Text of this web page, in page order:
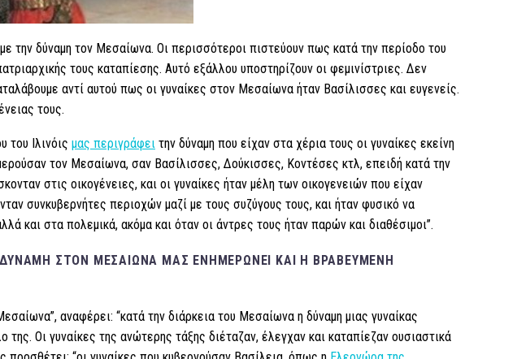
την δύναμη τον Μεσαίωνα. Οι περισσότεροι πιστεύουν πως κατά την περίοδο του
τους καταπίεσης. Αυτό εξάλλου υποστηρίζουν οι φεμινίστριες. Δεν
αντί αυτού πως οι γυναίκες στον Μεσαίωνα ήταν Βασίλισσες και ευγενείς.
τους.
του Ιλινόις μας περιγράφει την δύναμη που είχαν στα χέρια τους οι γυναίκες εκείνη
τον Μεσαίωνα, σαν Βασίλισσες, Δούκισσες, Κοντέσες κτλ, επειδή κατά την
στις οικογένειες, και οι γυναίκες ήταν μέλη των οικογενειών που είχαν
συνκυβερνήτες περιοχών μαζί με τους συζύγους τους, και ήταν φυσικό να
και στα πολεμικά, ακόμα και όταν οι άντρες τους ήταν παρών και διαθέσιμοι”.
ΣΤΟΝ ΜΕΣΑΊΩΝΑ ΜΑΣ ΕΝΗΜΕΡΏΝΕΙ ΚΑΙ Η
ΒΡΑΒΕΥΜΈΝΗ
αναφέρει: “κατά την διάρκεια του Μεσαίωνα η δύναμη μιας γυναίκας
της. Οι γυναίκες της ανώτερης τάξης διέταζαν, έλεγχαν και καταπίεζαν ουσιαστικά